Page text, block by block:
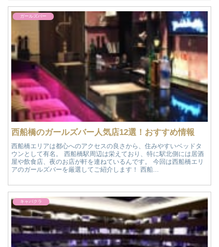
ガールズバー
西船橋のガールズバー人気店12選！おすすめ情報
西船橋エリアは都心へのアクセスの良さから、住みやすいベッドタ
ウンとして有名。 西船橋駅周辺は栄えており、特に駅北側には居酒
屋や飲食店、夜のお店が軒を連ねているんです。 今回は西船橋エリ
アのガールズバーを厳選してご紹介します！ 西船...
キャバクラ